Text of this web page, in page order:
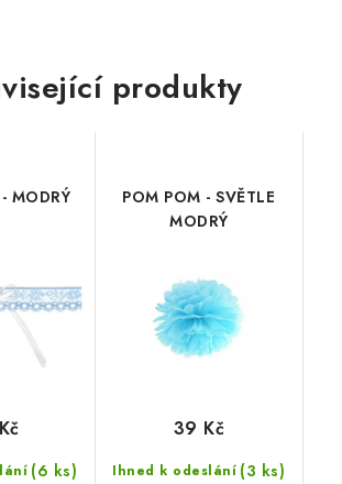
produkty
MODRÝ
(6 ks)
POM POM - SVĚTLE
MODRÝ
Ihned k odeslání (3 ks)
39 Kč